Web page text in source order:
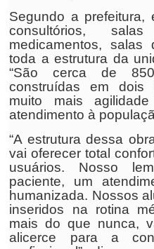
Segundo a prefeitura,
consultórios,
medicamentos, salas
toda a estrutura da
“São cerca de
construídas em dois
muito mais
atendimento à
“A estrutura dessa
vai oferecer total
usuários. Nosso
paciente, um
humanizada. Nossos
inseridos na rotina
mais do que nunca,
alicerce para a